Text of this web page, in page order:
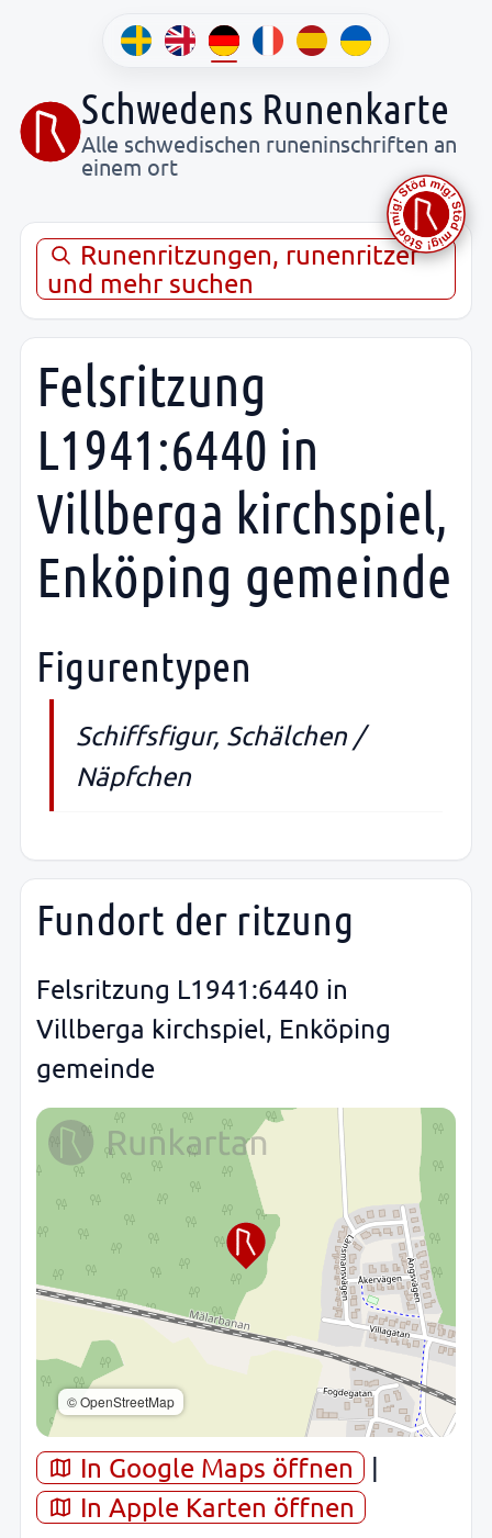
Schwedens Runenkarte
Alle schwedischen runeninschriften an
einem ort
Runenritzungen, runenritzer
und mehr suchen
Felsritzung
L1941:6440 in
Villberga kirchspiel,
Enköping gemeinde
Figurentypen
Schiffsfigur, Schälchen /
Näpfchen
Fundort der ritzung
Felsritzung L1941:6440 in
Villberga kirchspiel, Enköping
gemeinde
© OpenStreetMap
In Google Maps öffnen
|
In Apple Karten öffnen